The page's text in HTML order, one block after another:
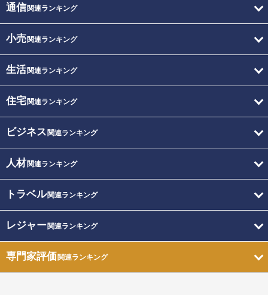
通信関連ランキング
小売関連ランキング
生活関連ランキング
住宅関連ランキング
ビジネス 関連ランキング
人材関連ランキング
トラベル関連ランキング
レジャー関連ランキング
専門家評価関連ランキング